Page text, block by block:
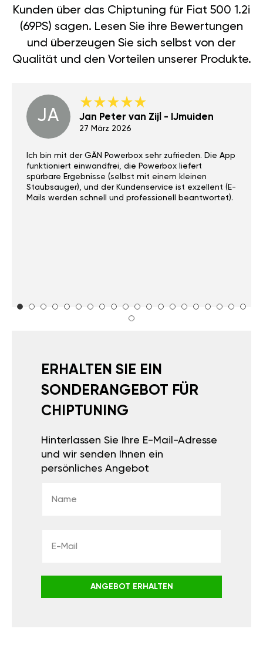
Kunden über das Chiptuning für Fiat 500 1.2i
(69PS) sagen. Lesen Sie ihre Bewertungen
und überzeugen Sie sich selbst von der
Qualität und den Vorteilen unserer Produkte.
JA Jan Peter van Zijl - IJmuiden
27 März 2026
Ich bin mit der GÄN Powerbox sehr zufrieden. Die App
funktioniert einwandfrei, die Powerbox liefert
spürbare Ergebnisse (selbst mit einem kleinen
Staubsauger), und der Kundenservice ist exzellent (E-
Mails werden schnell und professionell beantwortet).
ERHALTEN SIE EIN
SONDERANGEBOT FÜR
CHIPTUNING
Hinterlassen Sie Ihre E-Mail-Adresse
und wir senden Ihnen ein
persönliches Angebot
ANGEBOT ERHALTEN